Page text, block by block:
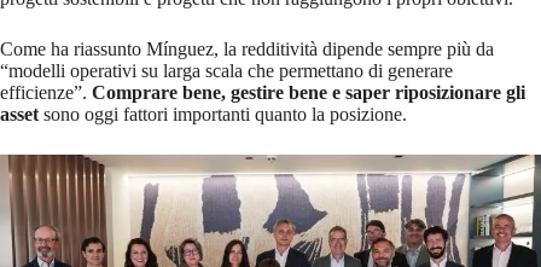
Come ha riassunto Mínguez, la redditività dipende sempre più da
“modelli operativi su larga scala che permettano di generare
efficienze”. Comprare bene, gestire bene e saper riposizionare gli
asset sono oggi fattori importanti quanto la posizione.